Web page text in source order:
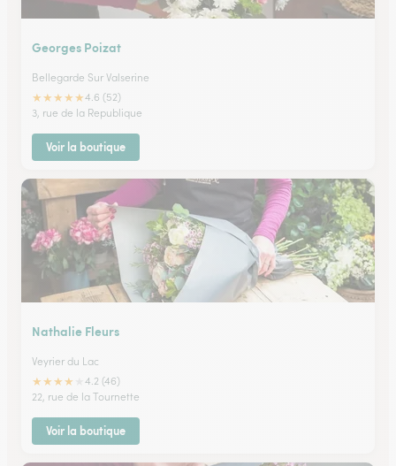
Georges Poizat
Bellegarde Sur Valserine
★★★★★4.6 (52)
3, rue de la Republique
Voir la boutique
Nathalie Fleurs
Veyrier du Lac
★★★★
4.2 (46)
22, rue de la Tournette
Voir la boutique